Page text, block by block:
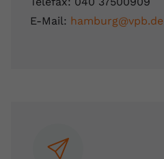
E-Mail: hamburg@vpb.de